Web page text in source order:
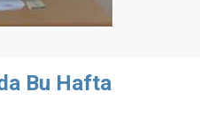
Bu Hafta